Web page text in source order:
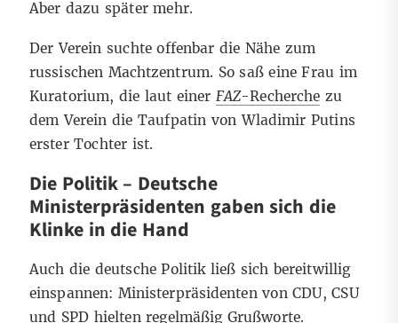
Aber dazu später mehr.
Der Verein suchte offenbar die Nähe zum
russischen Machtzentrum. So saß eine Frau im
Kuratorium, die laut einer FAZ-Recherche zu
dem Verein die Taufpatin von Wladimir Putins
erster Tochter ist.
Die Politik – Deutsche
Ministerpräsidenten gaben sich die
Klinke in die Hand
Auch die deutsche Politik ließ sich bereitwillig
einspannen: Ministerpräsidenten von CDU, CSU
und SPD hielten regelmäßig Grußworte.